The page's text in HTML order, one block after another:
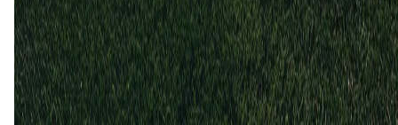
Cerro
Boston River
00
Boston River (1) 20%